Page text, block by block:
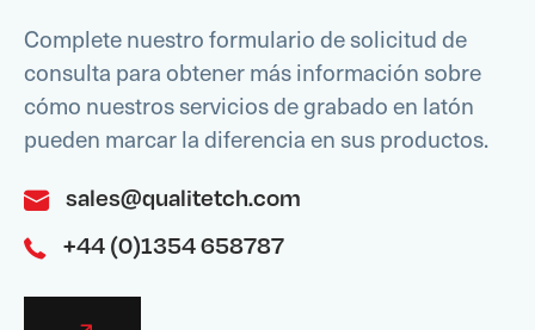
Complete nuestro formulario de solicitud de
consulta para obtener más información sobre
cómo nuestros servicios de grabado en latón
pueden marcar la diferencia en sus productos.
sales@qualitetch.com
+44 (0)1354 658787